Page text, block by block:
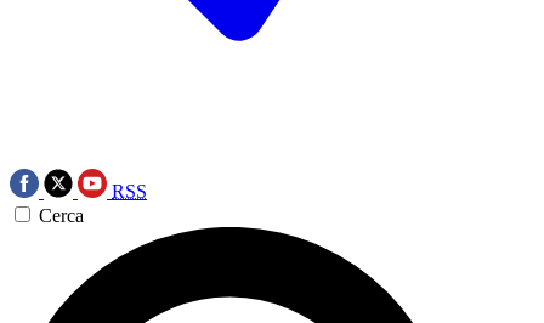
RSS
Cerca